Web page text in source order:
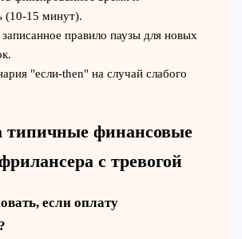
(10-15 минут).
записанное правило паузы для новых
"если-then" на случай слабого
типичные финансовые
с тревогой
если оплату